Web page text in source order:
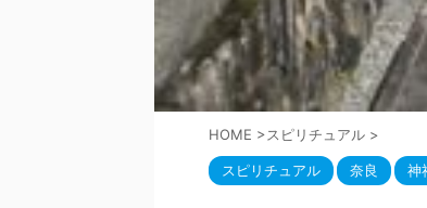
HOME >スピリチュアル >
スピリチュアル 奈良 神